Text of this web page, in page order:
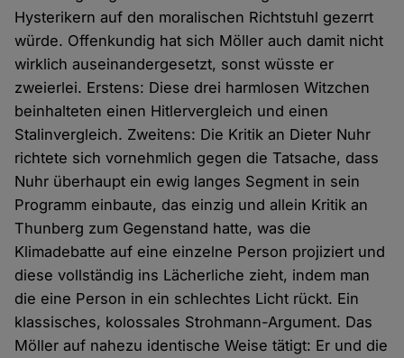
Hysterikern auf den moralischen Richtstuhl gezerrt
würde. Offenkundig hat sich Möller auch damit nicht
wirklich auseinandergesetzt, sonst wüsste er
zweierlei. Erstens: Diese drei harmlosen Witzchen
beinhalteten einen Hitlervergleich und einen
Stalinvergleich. Zweitens: Die Kritik an Dieter Nuhr
richtete sich vornehmlich gegen die Tatsache, dass
Nuhr überhaupt ein ewig langes Segment in sein
Programm einbaute, das einzig und allein Kritik an
Thunberg zum Gegenstand hatte, was die
Klimadebatte auf eine einzelne Person projiziert und
diese vollständig ins Lächerliche zieht, indem man
die eine Person in ein schlechtes Licht rückt. Ein
klassisches, kolossales Strohmann-Argument. Das
Möller auf nahezu identische Weise tätigt: Er und die